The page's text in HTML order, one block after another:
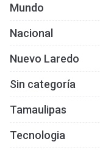
Mundo
Nacional
Nuevo Laredo
Sin categoría
Tamaulipas
Tecnologia